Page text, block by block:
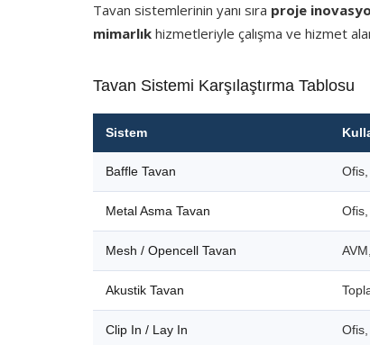
Tavan sistemlerinin yanı sıra proje
mimarlık hizmetleriyle çalışma ve hizmet
Tavan Sistemi Karşılaştırma Tablosu
Sistem
Baffle Tavan
Metal Asma Tavan
Mesh / Opencell Tavan
Akustik Tavan
Clip In / Lay In